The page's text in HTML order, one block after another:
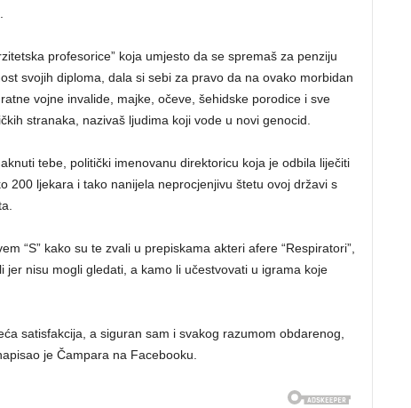
profesorice” koja umjesto da se spremaš za penziju
svojih diploma, dala si sebi za pravo da na ovako morbidan
vojne invalide, majke, očeve, šehidske porodice i sve
stranaka, nazivaš ljudima koji vode u novi genocid.
tebe, politički imenovanu direktoricu koja je odbila liječiti
200 ljekara i tako nanijela neprocjenjivu štetu ovoj državi s
“S” kako su te zvali u prepiskama akteri afere “Respiratori”,
jer nisu mogli gledati, a kamo li učestvovati u igrama koje
satisfakcija, a siguran sam i svakog razumom obdarenog,
je Čampara na Facebooku.